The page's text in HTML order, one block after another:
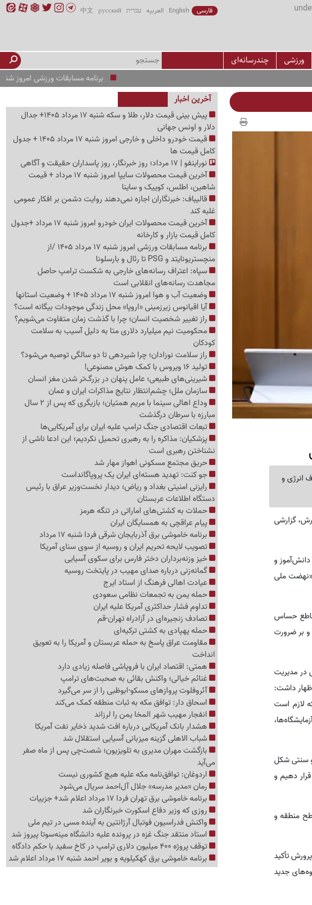
فارسی English العربیه עברית русский
中文
ورزشی
چندرسانه‌ای
برنامه مسابقات ورزشی امروز شنبه 17 مرداد 1405 /از منچستریونایتد و PSG تا رئال و بارسلونا
انرژی و
گزارشی
و
«نهضت ملی
حساس
بر ضرورت
در مدیریت
داشت:
لازم است
و سنتی شکل
دهیم و
منطقه و
تأکید
جدید
آخرین اخبار
پیش ‌بینی قیمت دلار، طلا و سکه شنبه 17 مرداد 1405+ جدال
دلار و اونس جهانی
قیمت خودرو داخلی و خارجی امروز شنبه 17 مرداد 1405 + جدول
کامل قیمت ها
نوراینفو | 17 مرداد؛ روز خبرنگار، روز پاسداران حقیقت و آگاهی
آخرین قیمت محصولات سایپا امروز شنبه 17 مرداد + قیمت
شاهین، اطلس، کوییک و ساینا
قالیباف: خبرنگاران اجازه نمی‌دهند روایت دشمن بر افکار عمومی
غلبه کند
آخرین قیمت محصولات ایران خودرو امروز شنبه 17 مرداد +جدول
کامل قیمت بازار و کارخانه
برنامه مسابقات ورزشی امروز شنبه 17 مرداد 1405 /از
منچستریونایتد و PSG تا رئال و بارسلونا
سپاه: اعتراف رسانه‌های خارجی به شکست ترامپ حاصل
مجاهدت رسانه‌های انقلابی است
وضعیت آب و هوا امروز شنبه 17 مرداد 1405 + وضعیت استانها
آیا اقیانوس زیرزمینی «اروپا» محل زندگی موجودات بیگانه است؟
راز تغییر شخصیت انسان؛ چرا با گذشت زمان متفاوت می‌شویم؟
محکومیت نیم میلیارد دلاری متا به دلیل آسیب به سلامت
کودکان
راز سلامت نوزادان؛ چرا شیردهی تا دو سالگی توصیه می‌شود؟
تولید 16 ویروس با کمک هوش مصنوعی!
شیرینی‌های طبیعی؛ عامل پنهان در بزرگ‌تر شدن مغز انسان
سازمان ملل؛ چشم‌انتظار نتایج مذاکرات ایران و عمان
وداع اهالی سینما با مریم همتیان؛ بازیگری که پس از 2 سال
مبارزه با سرطان درگذشت
تبعات اقتصادی جنگ ترامپ علیه ایران برای آمریکایی‌ها
پزشکیان: مذاکره را به رهبری تحمیل نکردیم؛ این ادعا ناشی از
نشناختن رهبری است
حریق مجتمع مسکونی اهواز مهار شد
جو کنت: تهدید هسته‌ای ایران یک پروپاگانداست
رایزنی امنیتی بغداد و ریاض؛ دیدار نخست‌وزیر عراق با رئیس
دستگاه اطلاعات عربستان
حملات به کشتی‌های اماراتی در تنگه هرمز
پیام عراقچی به همسایگان ایران
برنامه خاموشی برق آذربایجان شرقی فردا شنبه 17 مرداد
تصویب لایحه تحریم ایران و روسیه از سوی سنای آمریکا
خیز وزنه‌برداران دختر فارس برای سکوی آسیایی
گمانه‌زنی درباره صدای مهیب در پایتخت روسیه
عیادت اهالی فرهنگ از استاد ایرج
حمله یمن به تجمعات نظامی سعودی
تداوم فشار حداکثری آمریکا علیه ایران
تصادف زنجیره‌ای در آزادراه تهران-قم
حمله پهپادی به کشتی ترکیه‌ای
مقاومت عراق پاسخ به حمله عربستان و آمریکا را به تعویق
انداخت
همتی: اقتصاد ایران با فروپاشی فاصله زیادی دارد
غنائم خیالی؛ واکنش بقائی به صحبت‌های ترامپ
آئروفلوت پروازهای مسکو-ابوظبی را از سر می‌گیرد
اسحاق دار: توافق مکه به ثبات منطقه کمک می‌کند
انفجار مهیب شهر المخا یمن را لرزاند
هشدار بانک آمریکایی درباره افت شدید ذخایر نفت آمریکا
شباب الاهلی گزینه میزبانی آسیایی استقلال شد
بازگشت مهران مدیری به تلویزیون؛ شصت‌چی پس از ماه صفر
می‌آید
اردوغان: توافق‌نامه مکه علیه هیچ کشوری نیست
رمان «مدیر مدرسه» جلال آل‌احمد سریال می‌شود
برنامه خاموشی برق تهران فردا 17 مرداد اعلام شد+ جزییات
روزی که وزیر دفاع اسکورت خبرنگاران شد
واکنش فدراسیون فوتبال آرژانتین به آینده مسی در تیم ملی
استاد منتقد جنگ غزه در پرونده علیه دانشگاه مینه‌سوتا پیروز شد
توقف پروژه 400 میلیون دلاری ترامپ در کاخ سفید با حکم دادگاه
برنامه خاموشی برق کهکیلویه و بویر احمد شنبه 17 مرداد اعلام شد